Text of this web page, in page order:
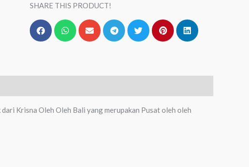
SHARE THIS PRODUCT!
Krisna Oleh Oleh Bali yang merupakan Pusat oleh oleh